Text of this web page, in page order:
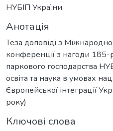
НУБІП України
Анотація
Теза доповіді з
конференції з нагоди 185-
паркового господарства
освіта та наука в умовах
Європейської інтеграції
року)
Ключові слова